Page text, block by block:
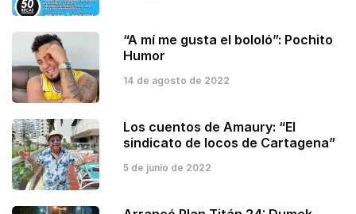
“A mí me gusta el bololó”: Pochito
Humor
14 de agosto de 2022
Los cuentos de Amaury: “El
sindicato de locos de Cartagena”
5 de junio de 2022